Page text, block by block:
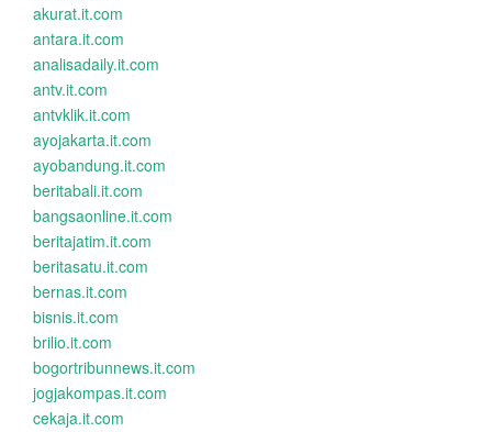
akurat.it.com
antara.it.com
analisadaily.it.com
antv.it.com
antvklik.it.com
ayojakarta.it.com
ayobandung.it.com
beritabali.it.com
bangsaonline.it.com
beritajatim.it.com
beritasatu.it.com
bernas.it.com
bisnis.it.com
brilio.it.com
bogortribunnews.it.com
jogjakompas.it.com
cekaja.it.com